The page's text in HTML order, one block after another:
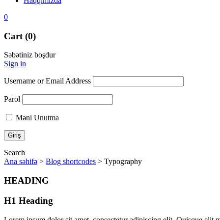
0
Cart (0)
Səbətiniz boşdur
Sign in
Username or Email Address
Parol
Məni Unutma
Search
Ana səhifə > Blog shortcodes > Typography
HEADING
H1 Heading